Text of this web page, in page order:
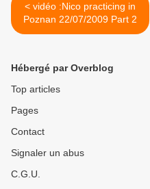
< vidéo :Nico practicing in
Poznan 22/07/2009 Part 2
Hébergé par Overblog
Top articles
Pages
Contact
Signaler un abus
C.G.U.